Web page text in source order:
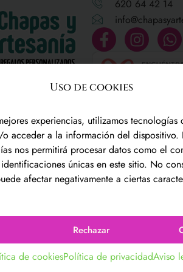
Uso de cookies
experiencias, utilizamos tecnologías
o acceder a la información del dispositivo.
nos permitirá procesar datos como el
únicas en este sitio. No
afectar negativamente a ciertas
Rechazar
de cookiesPolítica de privacidadAviso
cosas hechas
para ti!
620 64 42 14
Chapas y artesanía. Todos los derechos